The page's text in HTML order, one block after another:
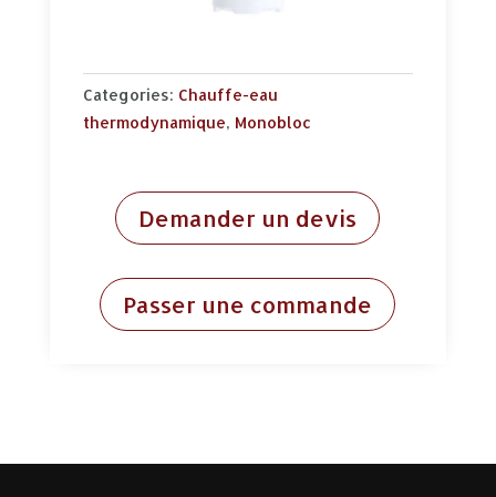
Categories: Chauffe-eau
thermodynamique, Monobloc
Demander un devis
Passer une commande